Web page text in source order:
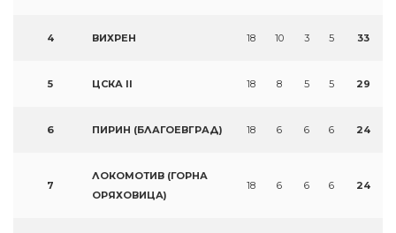
4 ВИХРЕН 18 10 3 5 33
5 ЦСКА II 18 8 5 5 29
6 ПИРИН (БЛАГОЕВГРАД) 18 6 6 6 24
7
ЛОКОМОТИВ (ГОРНА
ОРЯХОВИЦА)
18 6 6 6 24